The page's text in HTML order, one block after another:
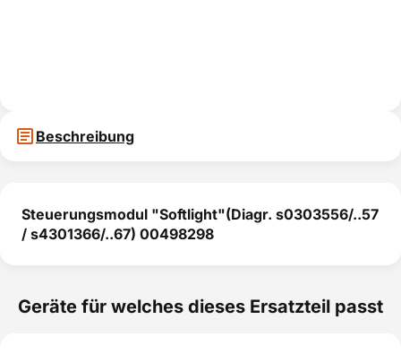
Beschreibung
Steuerungsmodul "Softlight"(Diagr. s0303556/..57
/ s4301366/..67) 00498298
Geräte für welches dieses Ersatzteil passt